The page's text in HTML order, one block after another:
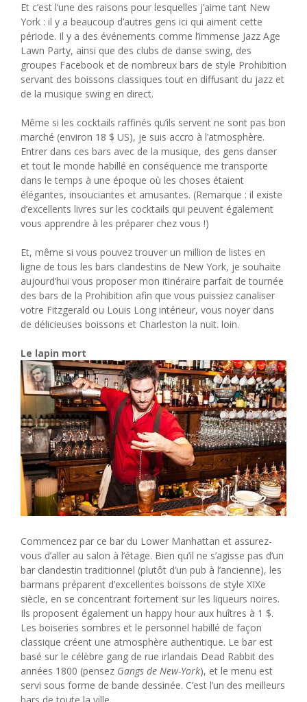
Et c’est l’une des raisons pour lesquelles j’aime tant New
York : il y a beaucoup d’autres gens ici qui aiment cette
période. Il y a des événements comme l’immense Jazz Age
Lawn Party, ainsi que des clubs de danse swing, des
groupes Facebook et de nombreux bars de style Prohibition
servant des boissons classiques tout en diffusant du jazz et
de la musique swing en direct.
Même si les cocktails raffinés qu’ils servent ne sont pas bon
marché (environ 18 $ US), je suis accro à l’atmosphère.
Entrer dans ces bars avec de la musique, des gens danser
et tout le monde habillé en conséquence me transporte
dans le temps à une époque où les choses étaient
élégantes, insouciantes et amusantes. (Remarque : il existe
d’excellents livres sur les cocktails qui peuvent également
vous apprendre à les préparer chez vous !)
Et, même si vous pouvez trouver un million de listes en
ligne de tous les bars clandestins de New York, je souhaite
aujourd’hui vous proposer mon itinéraire parfait de tournée
des bars de la Prohibition afin que vous puissiez canaliser
votre Fitzgerald ou Louis Long intérieur, vous noyer dans
de délicieuses boissons et Charleston la nuit. loin.
Le lapin mort
Commencez par ce bar du Lower Manhattan et assurez-
vous d’aller au salon à l’étage. Bien qu’il ne s’agisse pas d’un
bar clandestin traditionnel (plutôt d’un pub à l’ancienne), les
barmans préparent d’excellentes boissons de style XIXe
siècle, en se concentrant fortement sur les liqueurs noires.
Ils proposent également un happy hour aux huîtres à 1 $.
Les boiseries sombres et le personnel habillé de façon
classique créent une atmosphère authentique. Le bar est
basé sur le célèbre gang de rue irlandais Dead Rabbit des
années 1800 (pensez Gangs de New-York), et le menu est
servi sous forme de bande dessinée. C’est l’un des meilleurs